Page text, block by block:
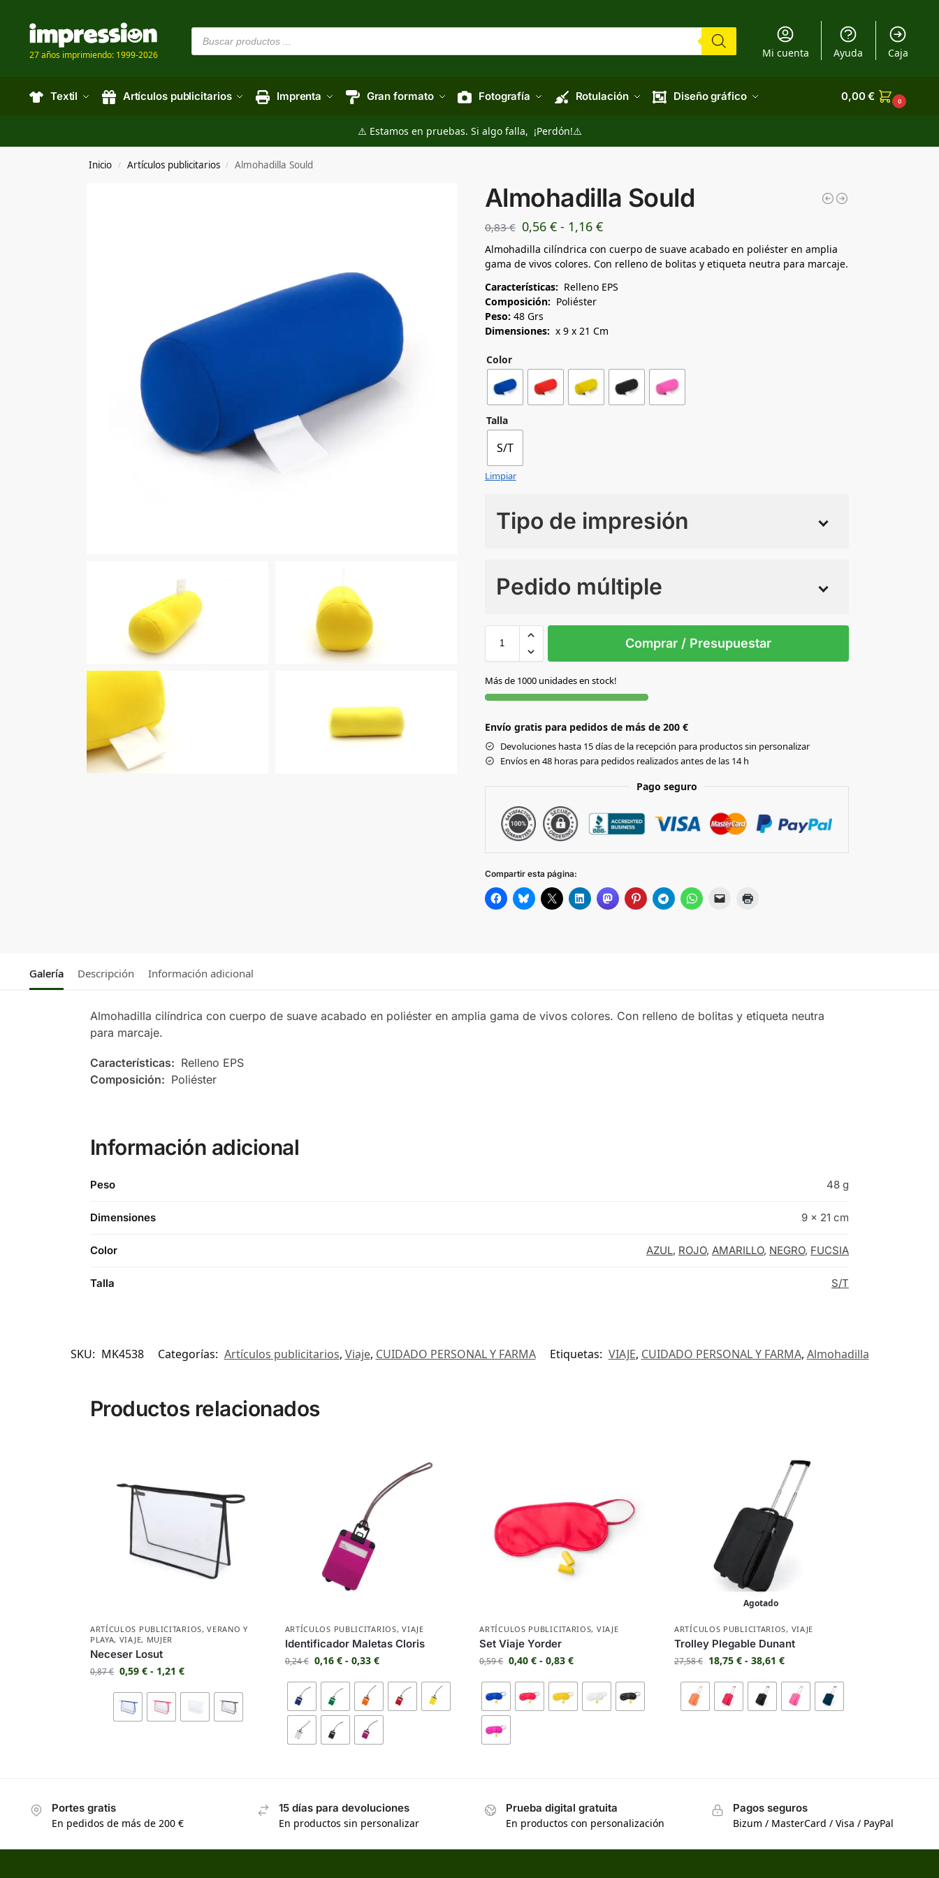
27 años imprimiendo: 1999-2026 Mi cuenta Ayuda Caja
Textil Artículos publicitarios Imprenta Gran formato Fotografía Rotulación Diseño gráfico 0,00€ 0
⚠️ Estamos en pruebas. Si algo falla, ¡Perdón!⚠️
Inicio / Artículos publicitarios / Almohadilla Sould
Almohadilla Sould
0,83€ 0,56 € - 1,16 €
Almohadilla cilíndrica con cuerpo de suave acabado en poliéster en amplia
gama de vivos colores. Con relleno de bolitas y etiqueta neutra para marcaje.
Características: Relleno EPS
Composición: Poliéster
Peso: 48 Grs
Dimensiones: x 9 x 21 Cm
Color
Talla
S/T
Limpiar
Tipo de impresión
Pedido múltiple
AMARILLO
AZUL
FUCSIA
ROJO
Comprar / Presupuestar
Más de 1000 unidades en stock!
Envío gratis para pedidos de más de 200 €
Devoluciones hasta 15 días de la recepción para productos sin personalizar
Envíos en 48 horas para pedidos realizados antes de las 14 h
Pago seguro
Compartir esta página:
Galería Descripción Información adicional
Almohadilla cilíndrica con cuerpo de suave acabado en poliéster en amplia gama de vivos colores. Con relleno de bolitas y etiqueta neutra
para marcaje.
Características: Relleno EPS
Composición: Poliéster
Información adicional
Peso 48 g
Dimensiones 9 × 21 cm
Color AZUL, ROJO, AMARILLO, NEGRO, FUCSIA
Talla S/T
SKU: MK4538 Categorías: Artículos publicitarios, Viaje, CUIDADO PERSONAL Y FARMA Etiquetas: VIAJE, CUIDADO PERSONAL Y FARMA, Almohadilla
Productos relacionados
ARTÍCULOS PUBLICITARIOS,VERANO Y
PLAYA, VIAJE, MUJER
Neceser Losut
0,87€ 0,59 € - 1,21 €
ARTÍCULOS PUBLICITARIOS,VIAJE
Identificador Maletas Cloris
0,24€ 0,16 € - 0,33 €
ARTÍCULOS PUBLICITARIOS, VIAJE
Set Viaje Yorder
0,59€ 0,40€ - 0,83€
Agotado
ARTÍCULOS PUBLICITARIOS, VIAJE
Trolley Plegable Dunant
27,58€ 18,75€ - 38,61€
Portes gratis
En pedidos de más de 200 €
15 días para devoluciones
En productos sin personalizar
Prueba digital gratuita
En productos con personalización
Pagos seguros
Bizum / MasterCard / Visa / PayPal